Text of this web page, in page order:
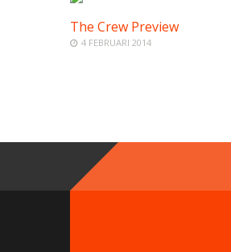
The Crew Preview
4 FEBRUARI 2014